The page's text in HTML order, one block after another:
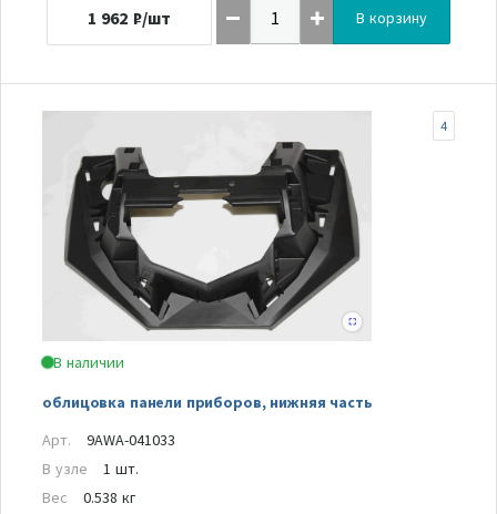
1 962 ₽/шт В корзину
В наличии
облицовка панели приборов, нижняя часть
4
Арт.
9AWA-041033
В узле
1 шт.
Вес
0.538 кг